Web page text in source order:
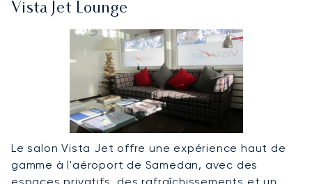
Vista Jet Lounge
Le salon Vista Jet offre une expérience haut de
gamme à l'aéroport de Samedan, avec des
espaces privatifs, des rafraîchissements et un